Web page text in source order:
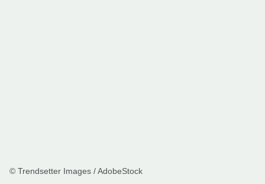
© Trendsetter Images / AdobeStock